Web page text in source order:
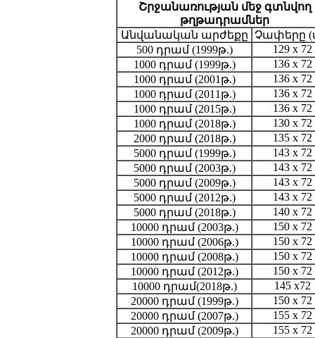
Շրջանառության մեջ գտնվող
թղթադրամներ
Անվանական արժեքը
Չափերը
500 դրամ (1999թ.)
129 x 72
1000 դրամ (1999թ.)
136 x 72
1000 դրամ (2001թ.)
136 x 72
1000 դրամ (2011թ.)
136 x 72
1000 դրամ (2015թ.)
136 x 72
1000 դրամ (2018թ.)
130 x 72
2000 դրամ (2018թ.)
135 x 72
5000 դրամ (1999թ.)
143 x 72
5000 դրամ (2003թ.)
143 x 72
5000 դրամ (2009թ.)
143 x 72
5000 դրամ (2012թ.)
143 x 72
5000 դրամ (2018թ.)
140 x 72
10000 դրամ (2003թ.)
150 x 72
10000 դրամ (2006թ.)
150 x 72
10000 դրամ (2008թ.)
150 x 72
10000 դրամ (2012թ.)
150 x 72
10000 դրամ(2018թ.)
145 x72
20000 դրամ (1999թ.)
150 x 72
20000 դրամ (2007թ.)
155 x 72
20000 դրամ (2009թ.)
155 x 72